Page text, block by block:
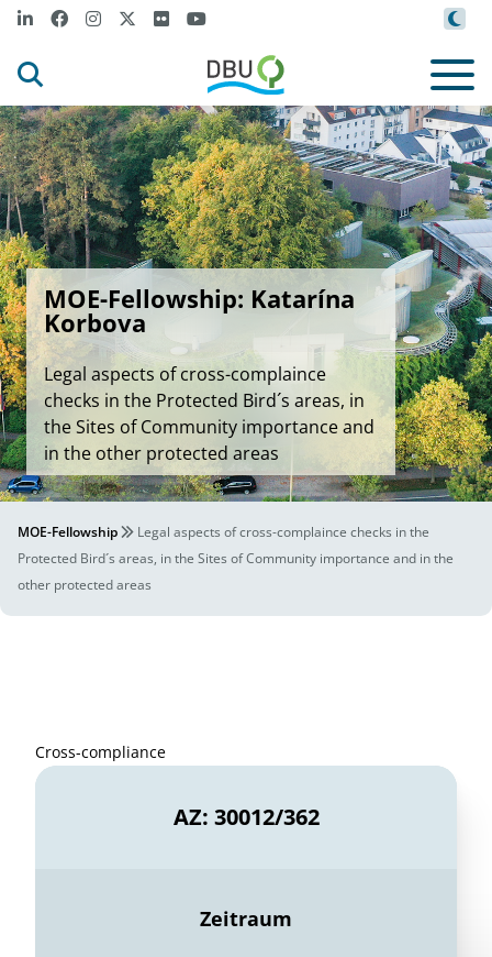
MOE-Fellowship: Katarína
Korbova
Legal aspects of cross-complaince
checks in the Protected Bird´s areas, in
the Sites of Community importance and
in the other protected areas
MOE-Fellowship
Legal aspects of cross-complaince checks in the
Protected Bird´s areas, in the Sites of Community importance and in the
other protected areas
Cross-compliance
AZ: 30012/362
Zeitraum